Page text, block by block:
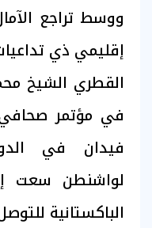
ووسط تراجع
إقليمي ذي
القطري الشيخ
في مؤتمر
فيدان في
لواشنطن سعت
الباكستانية